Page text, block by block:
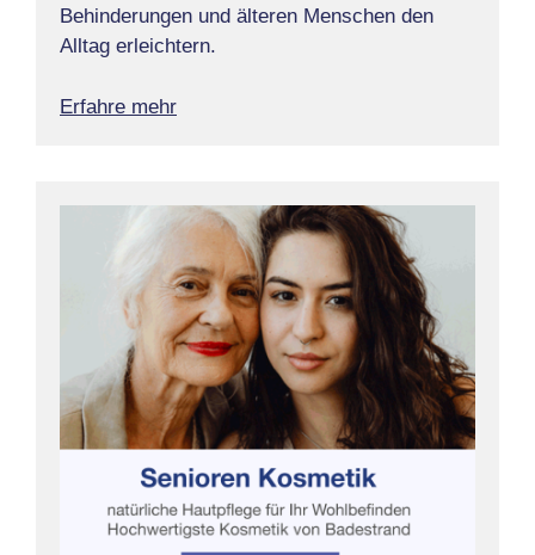
Behinderungen und älteren Menschen den
Alltag erleichtern.
Erfahre mehr